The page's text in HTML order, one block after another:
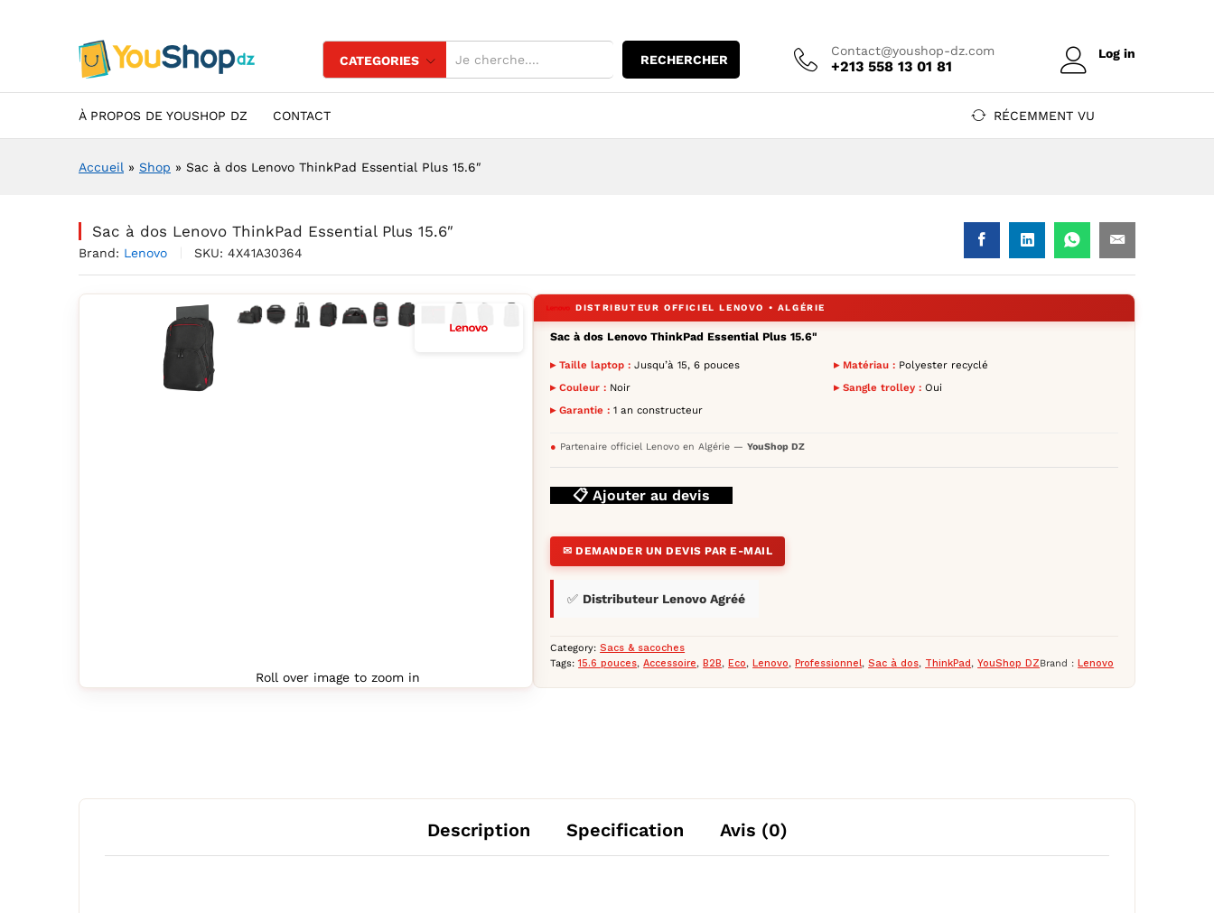
CATEGORIES RECHERCHER
Contact@youshop-dz.com
+213 558 13 01 81
Log in
À PROPOS DE YOUSHOP DZ CONTACT RÉCEMMENT VU
Accueil » Shop » Sac à dos Lenovo ThinkPad Essential Plus 15.6″
Sac à dos Lenovo ThinkPad Essential Plus 15.6″
Brand: Lenovo SKU: 4X41A30364
Agrandir l’image : sac-a-dos-lenovo-thinkpad-essential-15
Agrandir l’image : Sac à dos Lenovo ThinkPad Essential Plus 15.6" — YouShop DZ
Agrandir l’image : Sac à dos Lenovo ThinkPad Essential Plus 15.6" — YouShop DZ
Agrandir l’image : Sac à dos Lenovo ThinkPad Essential Plus 15.6" — YouShop DZ
Agrandir l’image : Sac à dos Lenovo ThinkPad Essential Plus 15.6" — YouShop DZ
Agrandir l’image : Sac à dos Lenovo ThinkPad Essential Plus 15.6" — YouShop DZ
Agrandir l’image : Sac à dos Lenovo ThinkPad Essential Plus 15.6" — YouShop DZ
Agrandir l’image : Sac à dos Lenovo ThinkPad Essential Plus 15.6" — YouShop DZ
Agrandir l’image : Sac à dos Lenovo ThinkPad Essential Plus 15.6" — YouShop DZ
Agrandir l’image : Sac à dos Lenovo ThinkPad Essential Plus 15.6" — YouShop DZ
Agrandir l’image : Sac à dos Lenovo ThinkPad Essential Plus 15.6" — YouShop DZ
Roll over image to zoom in
Sac à dos Lenovo ThinkPad Essential Plus 15.6"
▸ Taille laptop : Jusqu’à 15, 6 pouces ▸ Matériau : Polyester recyclé
▸ Couleur : Noir ▸ Sangle trolley : Oui
▸ Garantie : 1 an constructeur
● Partenaire officiel Lenovo en Algérie —YouShop DZ
📋 Ajouter au devis
✉ DEMANDER UN DEVIS PAR E-MAIL
✅ Distributeur Lenovo Agréé
Category:Sacs & sacoches
Tags:15.6 pouces,Accessoire,B2B,Eco,Lenovo,Professionnel,Sac à dos, ThinkPad,YouShop DZBrand :Lenovo
Description Specification Avis (0)